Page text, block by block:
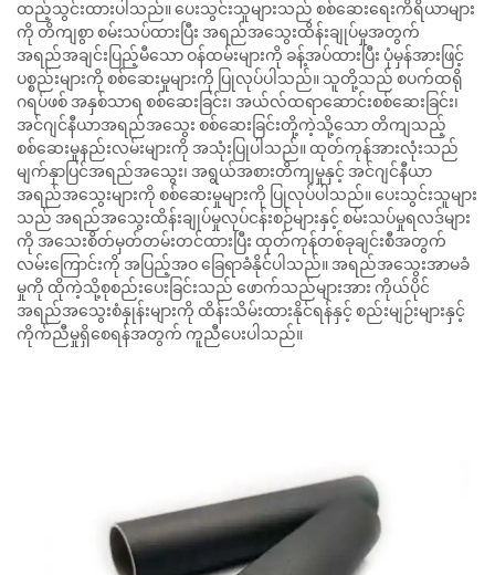
ထည့်သွင်းထားပါသည်။ ပေးသွင်းသူများသည် စစ်ဆေးရေးကိရိယာများ
ကို တိကျစွာ စမ်းသပ်ထားပြီး အရည်အသွေးထိန်းချုပ်မှုအတွက်
အရည်အချင်းပြည့်မီသော ဝန်ထမ်းများကို ခန့်အပ်ထားပြီး ပုံမှန်အားဖြင့်
ပစ္စည်းများကို စစ်ဆေးမှုများကို ပြုလုပ်ပါသည်။ သူတို့သည် စပက်ထရို
ဂရပ်ဖစ် အနှစ်သာရ စစ်ဆေးခြင်း၊ အယ်လ်ထရာဆောင်းစစ်ဆေးခြင်း၊
အင်ဂျင်နီယာအရည်အသွေး စစ်ဆေးခြင်းတို့ကဲ့သို့သော တိကျသည့်
စစ်ဆေးမှုနည်းလမ်းများကို အသုံးပြုပါသည်။ ထုတ်ကုန်အားလုံးသည်
မျက်နှာပြင်အရည်အသွေး၊ အရွယ်အစားတိကျမှုနှင့် အင်ဂျင်နီယာ
အရည်အသွေးများကို စစ်ဆေးမှုများကို ပြုလုပ်ပါသည်။ ပေးသွင်းသူများ
သည် အရည်အသွေးထိန်းချုပ်မှုလုပ်ငန်းစဉ်များနှင့် စမ်းသပ်မှုရလဒ်များ
ကို အသေးစိတ်မှတ်တမ်းတင်ထားပြီး ထုတ်ကုန်တစ်ခုချင်းစီအတွက်
လမ်းကြောင်းကို အပြည့်အဝ ခြေရာခံနိုင်ပါသည်။ အရည်အသွေးအာမခံ
မှုကို ထိုကဲ့သို့စုစည်းပေးခြင်းသည် ဖောက်သည်များအား ကိုယ်ပိုင်
အရည်အသွေးစံနှုန်းများကို ထိန်းသိမ်းထားနိုင်ရန်နှင့် စည်းမျဉ်းများနှင့်
ကိုက်ညီမှုရှိစေရန်အတွက် ကူညီပေးပါသည်။